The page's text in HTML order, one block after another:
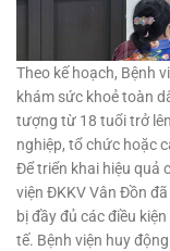
Theo kế hoạch, Bệnh
khám sức khoẻ toàn
tượng từ 18 tuổi trở
nghiệp, tổ chức hoặc
Để triển khai hiệu quả
viện ĐKKV Vân Đồn
bị đầy đủ các điều
tế. Bệnh viện huy